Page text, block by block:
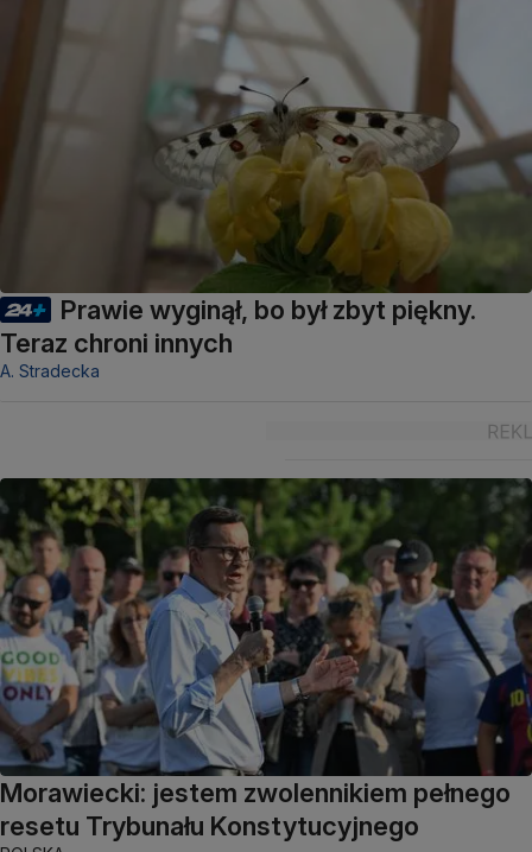
Prawie wyginął, bo był zbyt piękny.
Teraz chroni innych
A. Stradecka
Morawiecki: jestem zwolennikiem pełnego
resetu Trybunału Konstytucyjnego